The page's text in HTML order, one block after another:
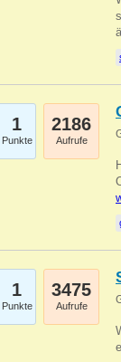
1
Punkte
2186
Aufrufe
1
Punkte
3475
Aufrufe